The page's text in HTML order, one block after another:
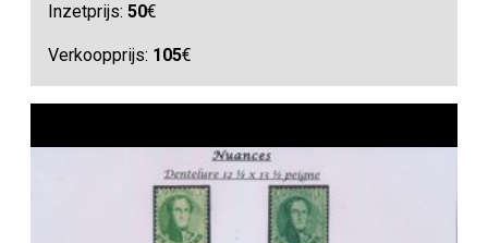
Inzetprijs:50€
Verkoopprijs: 105€